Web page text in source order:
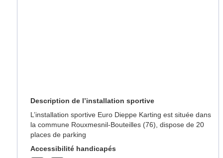
Description de l’installation sportive
L’installation sportive Euro Dieppe Karting est située dans
la commune Rouxmesnil-Bouteilles (76), dispose de 20
places de parking
Accessibilité handicapés